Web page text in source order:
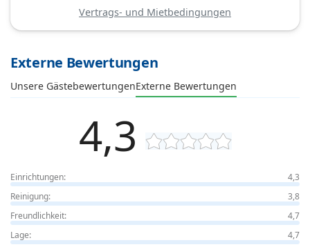
Vertrags- und Mietbedingungen
Externe Bewertungen
Unsere GästebewertungenExterne Bewertungen
4,3
Einrichtungen:
4,3
Reinigung:
3,8
Freundlichkeit:
4,7
Lage:
4,7